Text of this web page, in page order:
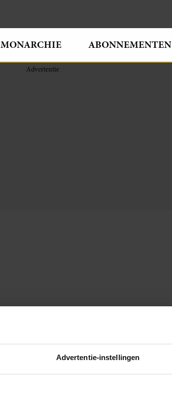
Advertentie-instellingen
MONARCHIE ABONNEMENTEN